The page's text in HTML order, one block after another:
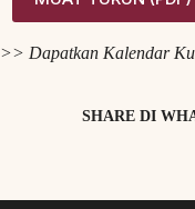
>> Dapatkan Kalendar
SHARE DI